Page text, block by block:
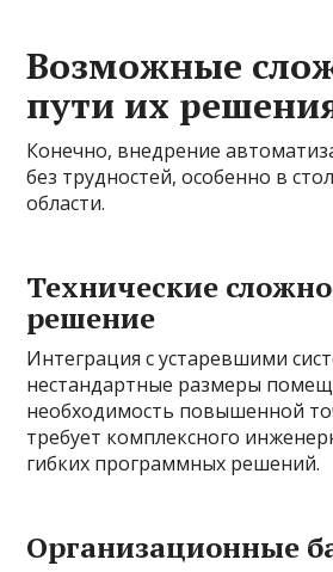
Возможные
пути их
Конечно, внедрение
без трудностей, особенно в
области.
Технические
решение
Интеграция с устаревшими
нестандартные размеры
необходимость повышенной
требует комплексного
гибких программных решений.
Организационные